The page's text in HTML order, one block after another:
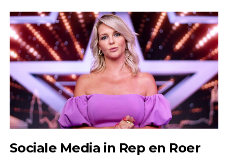
Sociale Media in Rep en Roer